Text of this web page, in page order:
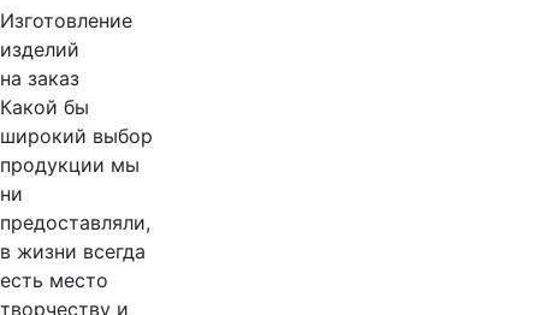
Изготовление
изделий
на заказ
Какой бы
широкий выбор
продукции мы
ни
предоставляли,
в жизни всегда
есть место
творчеству и